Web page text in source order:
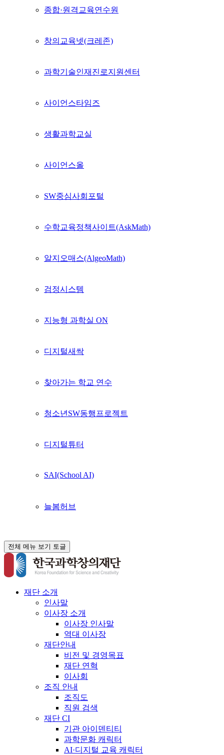
종합·원격교육연수원
창의교육넷(크레존)
과학기술인재진로지원센터
사이언스타임즈
생활과학교실
사이언스올
SW중심사회포털
수학교육정책사이트(AskMath)
알지오매스(AlgeoMath)
검정시스템
지능형 과학실 ON
디지털새싹
찾아가는 학교 연수
청소년SW동행프로젝트
디지털튜터
SAI(School AI)
늘봄허브
전체 메뉴 보기 토글
재단 소개
인사말
이사장 소개
이사장 인사말
역대 이사장
재단안내
비전 및 경영목표
재단 연혁
이사회
조직 안내
조직도
직원 검색
재단 CI
기관 아이덴티티
과학문화 캐릭터
AI·디지털 교육 캐릭터